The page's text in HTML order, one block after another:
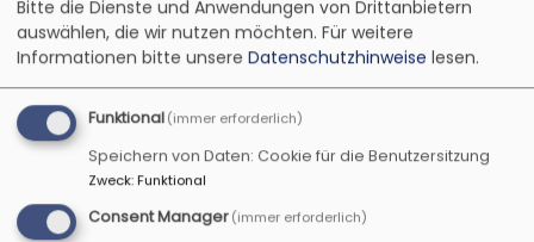
Startseite Gesundheit, Körper & Geist Offene
Kirchen
Offene Kirchen
Bitte die Dienste und Anwendungen von Drittanbietern
auswählen, die wir nutzen möchten. Für weitere
Informationen bitte unsere Datenschutzhinweise lesen.
Funktional(immer erforderlich)
Speichern von Daten: Cookie für die Benutzersitzung
Zweck:Funktional
Consent Manager(immer erforderlich)